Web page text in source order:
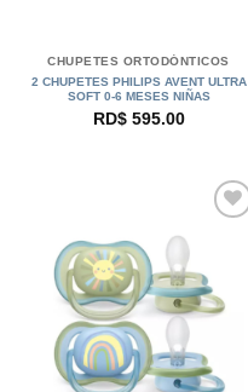
CHUPETES ORTODÓNTICOS
2 CHUPETES PHILIPS AVENT ULTRA
SOFT 0-6 MESES NIÑAS
RD$595.00